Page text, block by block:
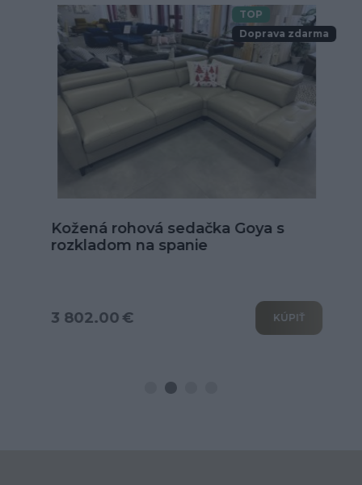
TOP
Doprava zdarma
Kožená rohová sedačka Goya s
rozkladom na spanie
3 802.00 € KÚPIŤ